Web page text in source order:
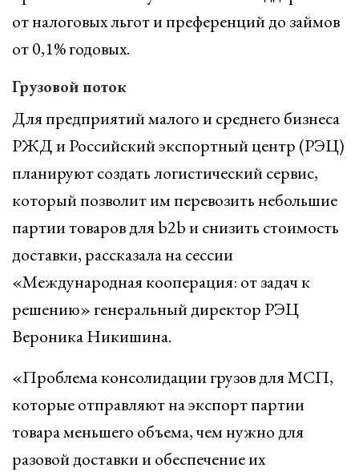
от налоговых льгот и преференций до займов
от 0,1% годовых.
Грузовой поток
Для предприятий малого и среднего бизнеса
РЖД и Российский экспортный центр (РЭЦ)
планируют создать логистический сервис,
который позволит им перевозить небольшие
партии товаров для b2b и снизить стоимость
доставки, рассказала на сессии
«Международная кооперация: от задач к
решению» генеральный директор РЭЦ
Вероника Никишина.
«Проблема консолидации грузов для МСП,
которые отправляют на экспорт партии
товара меньшего объема, чем нужно для
разовой доставки и обеспечение их